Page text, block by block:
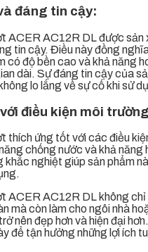
đáng tin cậy:
ACER AC12R DLđược sản
tin cậy. Điều này đồng
có độ bền cao và khả năng
dài. Sự đáng tin cậy của
lo lắng về sự cố khi sử
điều kiện môi
thích ứng tốt với các điều
chống nước và khả năng
khắc nghiệt giúp sản phẩm
ACER AC12R DL không
mà còn làm cho ngôi nhà
nên đẹp hơn và hiện đại
để tận hưởng những lợi ích